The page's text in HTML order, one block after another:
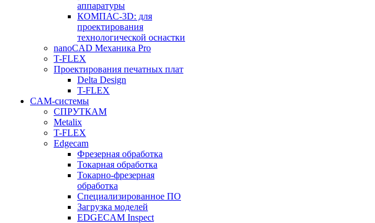
аппаратуры
КОМПАС-3D: для
проектирования
технологической оснастки
nanoCAD Механика Pro
T-FLEX
Проектирования печатных плат
Delta Design
T-FLEX
CAM-системы
СПРУТКAM
Metalix
T-FLEX
Edgecam
Фрезерная обработка
Токарная обработка
Токарно-фрезерная
обработка
Специализированное ПО
Загрузка моделей
EDGECAM Inspect